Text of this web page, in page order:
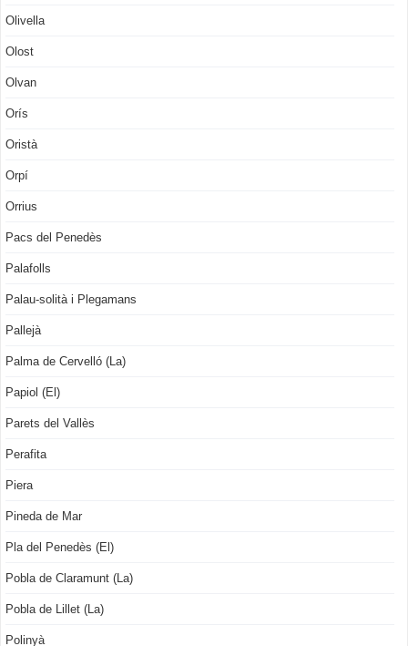
Olivella
Olost
Olvan
Orís
Oristà
Orpí
Orrius
Pacs del Penedès
Palafolls
Palau-solità i Plegamans
Pallejà
Palma de Cervelló (La)
Papiol (El)
Parets del Vallès
Perafita
Piera
Pineda de Mar
Pla del Penedès (El)
Pobla de Claramunt (La)
Pobla de Lillet (La)
Polinyà